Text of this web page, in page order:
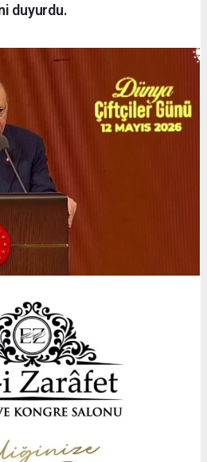
duyurdu.